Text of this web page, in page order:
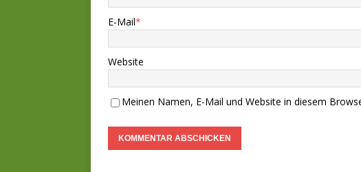
E-Mail*
Website
Meinen Namen, E-Mail und Website in diesem